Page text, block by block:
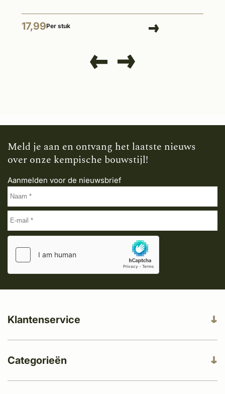
17,99Per stuk
Meld je aan en ontvang het laatste nieuws
over onze kempische bouwstijl!
Aanmelden voor de nieuwsbrief
Klantenservice
Categorieën